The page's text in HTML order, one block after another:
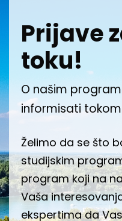
Prijave
toku!
O našim
informisati
Želimo da se što
studijskim
program koji na
Vaša
ekspertima da